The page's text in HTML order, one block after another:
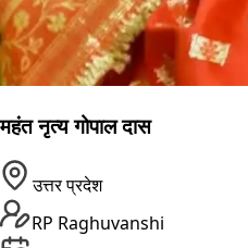
महंत नृत्य गोपाल दास
उत्तर प्रदेश
RP Raghuvanshi